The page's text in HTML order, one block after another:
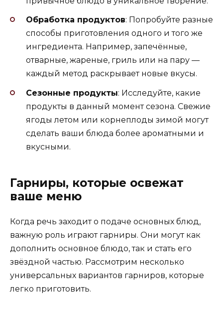
Обработка продуктов: Попробуйте разные
способы приготовления одного и того же
ингредиента. Например, запечённые,
отварные, жареные, гриль или на пару —
каждый метод раскрывает новые вкусы.
Сезонные продукты: Исследуйте, какие
продукты в данный момент сезона. Свежие
ягоды летом или корнеплоды зимой могут
сделать ваши блюда более ароматными и
вкусными.
Гарниры, которые освежат
ваше меню
Когда речь заходит о подаче основных блюд,
важную роль играют гарниры. Они могут как
дополнить основное блюдо, так и стать его
звёздной частью. Рассмотрим несколько
универсальных вариантов гарниров, которые
легко приготовить.